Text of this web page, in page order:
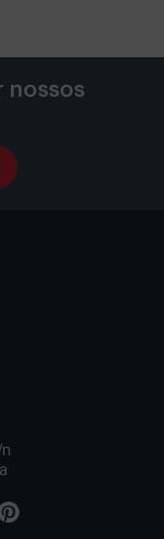
nossos